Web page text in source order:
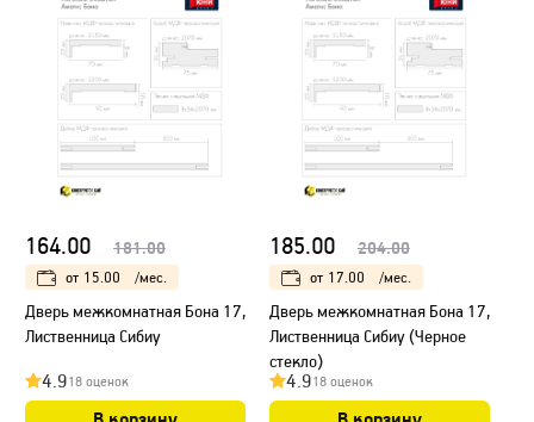
164.00 181.00
от 15.00 /мес.
Дверь межкомнатная Бона 17,
Лиственница Сибиу
4.918 оценок
185.00 204.00
от 17.00 /мес.
Дверь межкомнатная Бона 17,
Лиственница Сибиу (Черное
стекло)
4.918 оценок